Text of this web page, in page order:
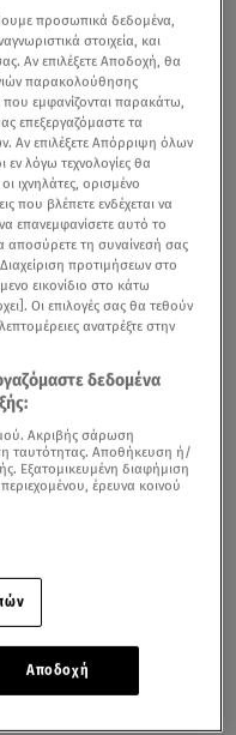
σε ολόκληρη την
Αντώνη Καρυώτηπου
προσωπικά δεδομένα,
στοιχεία, και
Αν επιλέξετε Αποδοχή, θα
παρακολούθησης
εμφανίζονται παρακάτω,
επεξεργαζόμαστε τα
Αν επιλέξετε Απόρριψη όλων
λόγω τεχνολογίες θα
ιχνηλάτες, ορισμένο
που βλέπετε ενδέχεται να
επανεμφανίσετε αυτό το
αποσύρετε τη συναίνεσή σας
προτιμήσεων στο
εικονίδιο στο κάτω
Οι επιλογές σας θα τεθούν
ανατρέξτε στην
δεδομένα
Ακριβής σάρωση
ταυτότητας. Αποθήκευση ή/
Εξατομικευμένη διαφήμιση
έρευνα κοινού
Αποδοχή